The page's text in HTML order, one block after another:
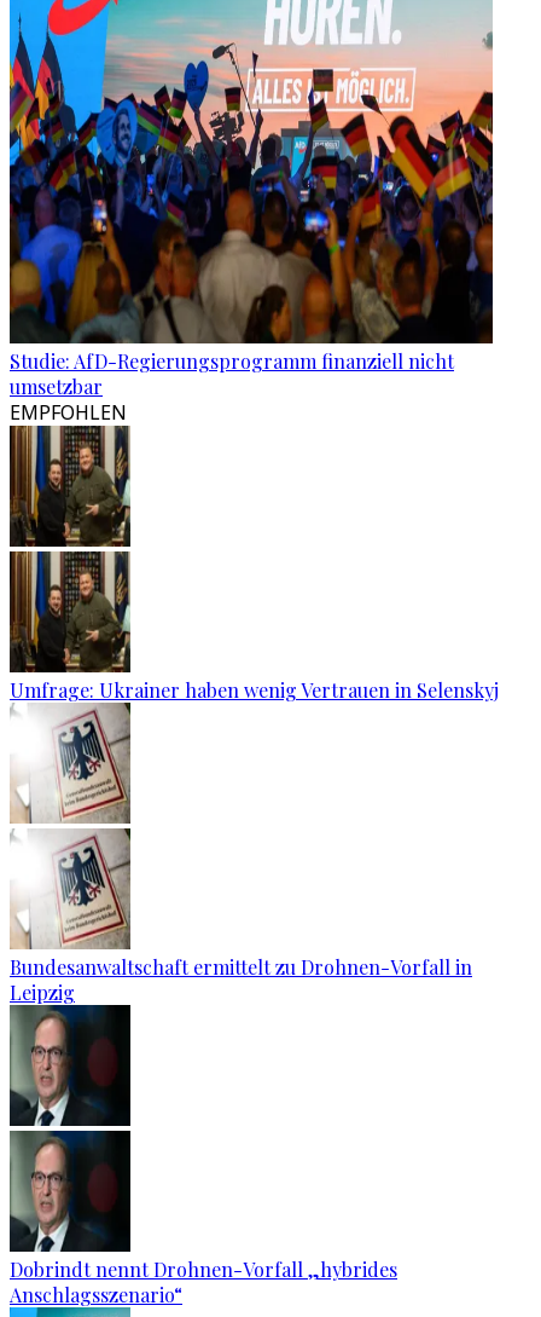
Studie: AfD-Regierungsprogramm finanziell nicht
umsetzbar
EMPFOHLEN
Umfrage: Ukrainer haben wenig Vertrauen in Selenskyj
Bundesanwaltschaft ermittelt zu Drohnen-Vorfall in
Leipzig
Dobrindt nennt Drohnen-Vorfall „hybrides
Anschlagsszenario“